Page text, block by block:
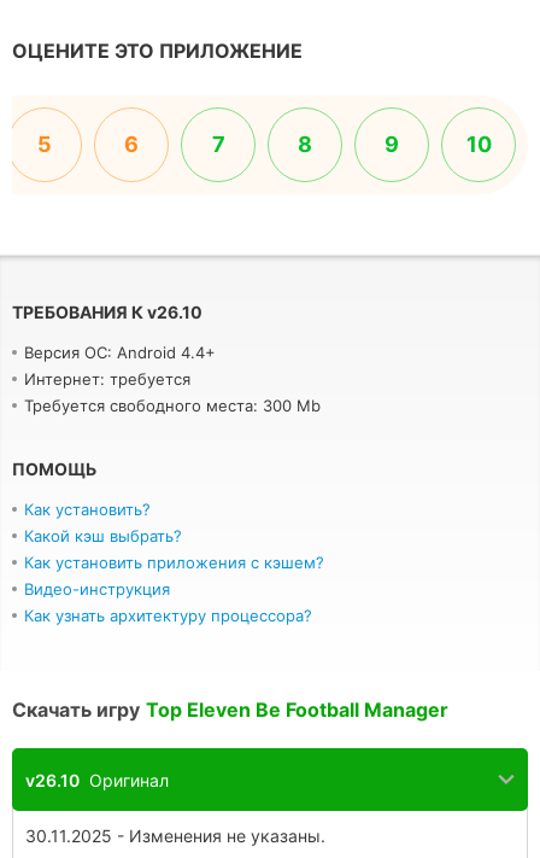
ОЦЕНИТЕ ЭТО ПРИЛОЖЕНИЕ
5 6 7 8 9 10
ТРЕБОВАНИЯ К v26.10
Версия ОС: Android 4.4+
Интернет: требуется
Требуется свободного места: 300 Mb
ПОМОЩЬ
Как установить?
Какой кэш выбрать?
Как установить приложения с кэшем?
Видео-инструкция
Как узнать архитектуру процессора?
Скачать игру Top Eleven Be Football Manager
v26.10 Оригинал
30.11.2025 - Изменения не указаны.